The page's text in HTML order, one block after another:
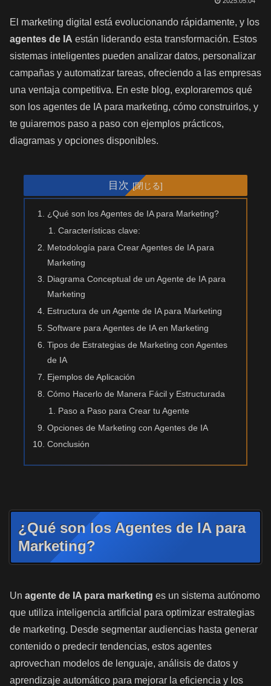
El marketing digital está evolucionando rápidamente, y los
agentes de IA están liderando esta transformación. Estos
sistemas inteligentes pueden analizar datos, personalizar
campañas y automatizar tareas, ofreciendo a las empresas
una ventaja competitiva. En este blog, exploraremos qué
son los agentes de IA para marketing, cómo construirlos, y
te guiaremos paso a paso con ejemplos prácticos,
diagramas y opciones disponibles.
目次
¿Qué son los Agentes de IA para Marketing?
Características clave:
Metodología para Crear Agentes de IA para
Marketing
Diagrama Conceptual de un Agente de IA para
Marketing
Estructura de un Agente de IA para Marketing
Software para Agentes de IA en Marketing
Tipos de Estrategias de Marketing con Agentes
de IA
Ejemplos de Aplicación
Cómo Hacerlo de Manera Fácil y Estructurada
Paso a Paso para Crear tu Agente
Opciones de Marketing con Agentes de IA
Conclusión
¿Qué son los Agentes de IA para
Marketing?
Un agente de IA para marketing es un sistema autónomo
que utiliza inteligencia artificial para optimizar estrategias
de marketing. Desde segmentar audiencias hasta generar
contenido o predecir tendencias, estos agentes
aprovechan modelos de lenguaje, análisis de datos y
aprendizaje automático para mejorar la eficiencia y los